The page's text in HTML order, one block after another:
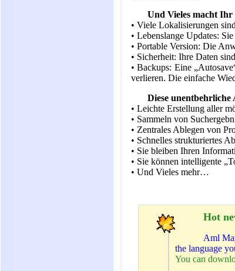
Und Vieles macht Ihr
• Viele Lokalisierungen
• Lebenslange Updates:
• Portable Version: Die
• Sicherheit: Ihre Daten
• Backups: Eine
verlieren. Die einfache
Diese
• Leichte Erstellung aller
• Sammeln von
• Zentrales Ablegen von
• Schnelles strukturiertes
• Sie bleiben Ihren
• Sie können intelligente
• Und Vieles mehr…
Hot
Aml
the language
You can